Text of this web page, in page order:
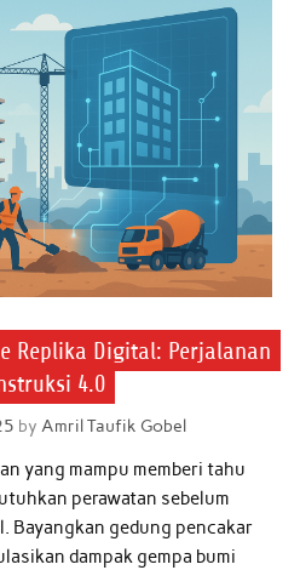
Replika Digital: Perjalanan
4.0
by Amril Taufik Gobel
yang mampu memberi tahu
perawatan sebelum
Bayangkan gedung pencakar
dampak gempa bumi